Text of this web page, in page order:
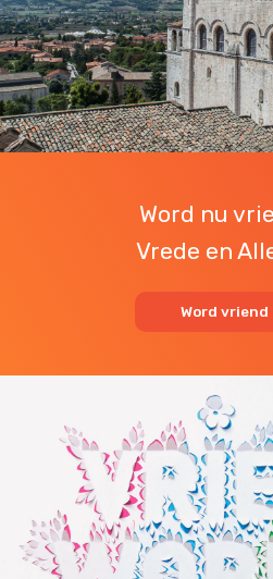
Word nu
Vrede en
Word vriend